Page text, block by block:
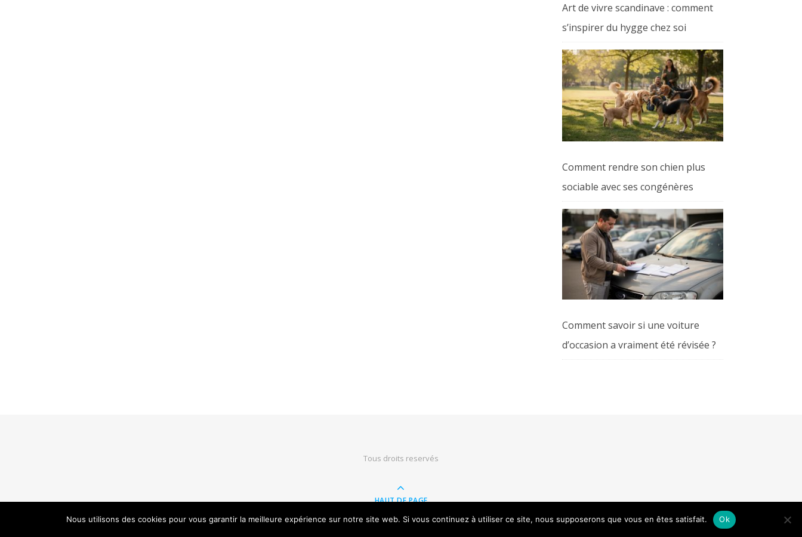
Art de vivre scandinave : comment
s’inspirer du hygge chez soi
Comment rendre son chien plus
sociable avec ses congénères
Comment savoir si une voiture
d’occasion a vraiment été révisée ?
Tous droits reservés
HAUT DE PAGE
Nous utilisons des cookies pour vous garantir la meilleure expérience sur notre site web. Si vous continuez à utiliser ce site, nous supposerons que vous en êtes satisfait. Ok